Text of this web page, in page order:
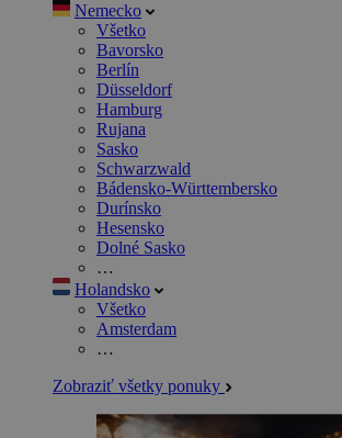
Nemecko
Všetko
Bavorsko
Berlín
Düsseldorf
Hamburg
Rujana
Sasko
Schwarzwald
Bádensko-Württembersko
Durínsko
Hesensko
Dolné Sasko
…
Holandsko
Všetko
Amsterdam
…
Zobraziť všetky ponuky